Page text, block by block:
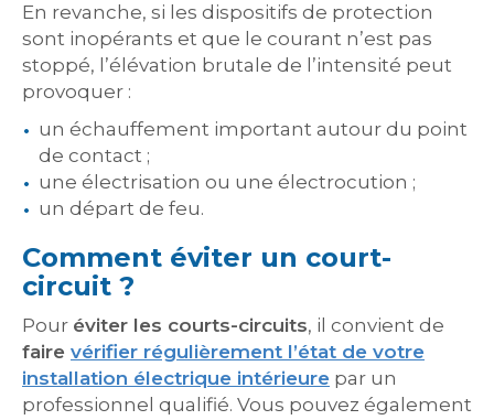
En revanche, si les dispositifs de protection
sont inopérants et que le courant n’est pas
stoppé, l’élévation brutale de l’intensité peut
provoquer :
un échauffement important autour du point
de contact ;
une électrisation ou une électrocution ;
un départ de feu.
Comment éviter un court-
circuit ?
Pour éviter les courts-circuits, il convient de
faire vérifier régulièrement l’état de votre
installation électrique intérieure par un
professionnel qualifié. Vous pouvez également